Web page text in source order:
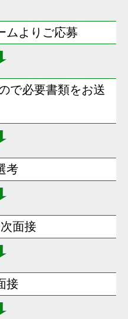
ムよりご応募
で必要書類をお送
考
面接
接